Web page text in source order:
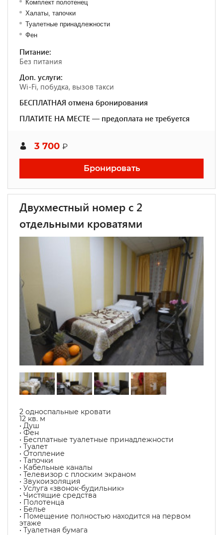
Комплект полотенец
Халаты, тапочки
Туалетные принадлежности
Фен
Питание:
Без питания
Доп. услуги:
Wi-Fi, побудка, вызов такси
БЕСПЛАТНАЯ отмена бронирования
ПЛАТИТЕ НА МЕСТЕ — предоплата не требуется
3 700 ₽
Бронировать
Двухместный номер с 2
отдельными кроватями
2 односпальные кровати
12 кв. м
• Душ
• Фен
• Бесплатные туалетные принадлежности
• Туалет
• Отопление
• Тапочки
• Кабельные каналы
• Телевизор с плоским экраном
• Звукоизоляция
• Услуга «звонок-будильник»
• Чистящие средства
• Полотенца
• Белье
• Помещение полностью находится на первом
этаже
• Туалетная бумага